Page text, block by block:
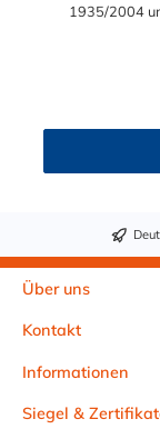
1935/2004
Druckloses
fetthaltige
Über uns
Kontakt
Informationen
Siegel &